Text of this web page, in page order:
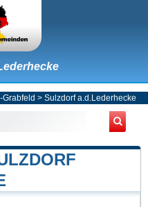
Grabfeld > Sulzdorf a.d.Lederhecke